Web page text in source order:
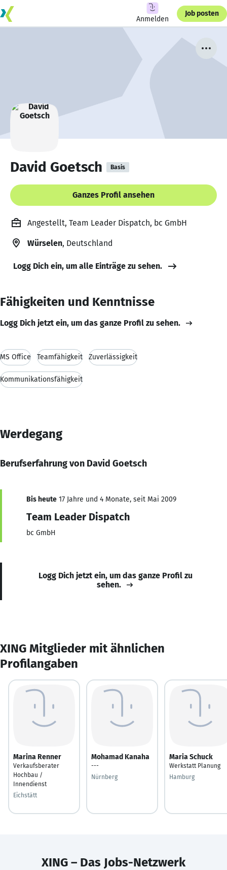
Anmelden
Job posten
David Goetsch Basis
Ganzes Profil ansehen
Angestellt, Team Leader Dispatch, bc GmbH
Würselen, Deutschland
Logg Dich ein, um alle Einträge zu sehen.
Fähigkeiten und Kenntnisse
Logg Dich jetzt ein, um das ganze Profil zu sehen.
MS Office Teamfähigkeit Zuverlässigkeit
Kommunikationsfähigkeit
Werdegang
Berufserfahrung von David Goetsch
Bis heute 17 Jahre und 4 Monate, seit Mai 2009
Team Leader Dispatch
bc GmbH
Logg Dich jetzt ein, um das ganze Profil zu
sehen.
XING Mitglieder mit ähnlichen
Profilangaben
Marina Renner
Verkaufsberater
Hochbau /
Innendienst
Eichstätt
Mohamad Kanaha
---
Nürnberg
Maria Schuck
Werkstatt Planung
Hamburg
XING – Das Jobs-Netzwerk